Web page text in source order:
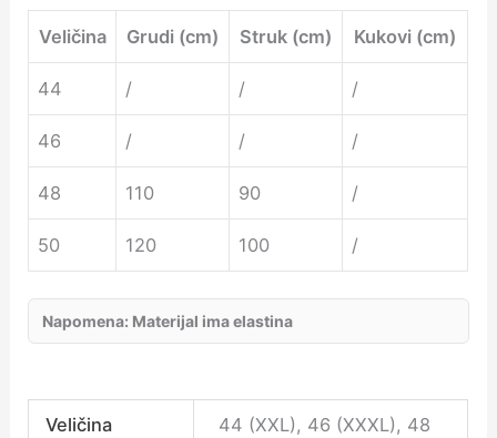
Veličina Grudi (cm) Struk (cm) Kukovi (cm)
44 / / /
46 / / /
48 110 90 /
50 120 100 /
Napomena: Materijal ima elastina
Veličina
44 (XXL), 46 (XXXL), 48